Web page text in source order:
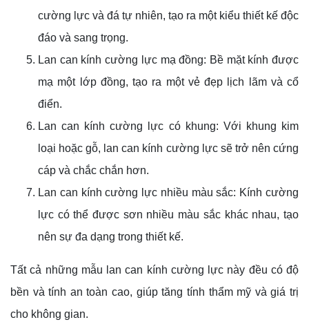
cường lực và đá tự nhiên, tạo ra một kiểu thiết kế độc
đáo và sang trọng.
Lan can kính cường lực mạ đồng: Bề mặt kính được
mạ một lớp đồng, tạo ra một vẻ đẹp lịch lãm và cổ
điển.
Lan can kính cường lực có khung: Với khung kim
loại hoặc gỗ, lan can kính cường lực sẽ trở nên cứng
cáp và chắc chắn hơn.
Lan can kính cường lực nhiều màu sắc: Kính cường
lực có thể được sơn nhiều màu sắc khác nhau, tạo
nên sự đa dạng trong thiết kế.
Tất cả những mẫu lan can kính cường lực này đều có độ
bền và tính an toàn cao, giúp tăng tính thẩm mỹ và giá trị
cho không gian.